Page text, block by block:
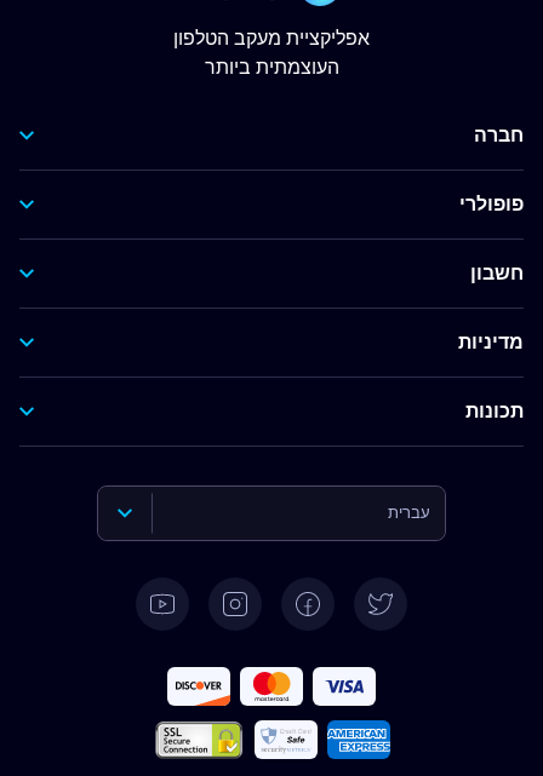
אפליקציית מעקב הטלפון
העוצמתית ביותר
חברה
פופולרי
חשבון
מדיניות
תכונות
עברית
Deutsch
Español
Français